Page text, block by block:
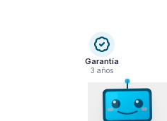
Garantía
3 años